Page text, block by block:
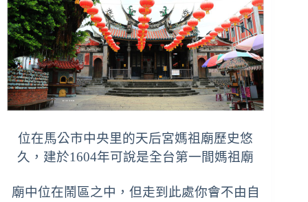
位在馬公市中央里的天后宮媽祖廟歷史悠
久，建於1604年可說是全台第一間媽祖廟
廟中位在鬧區之中，但走到此處你會不由自